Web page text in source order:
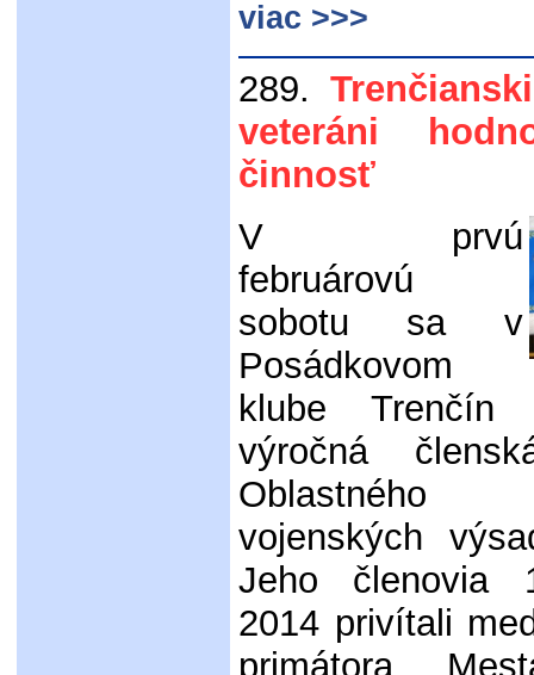
viac >>>
289.
veteráni
činnosť
V prvú
februárovú
sobotu sa v
Posádkovom
klube Trenčín
výročná
vojenských
Jeho členovia
2014 privítali
primátora